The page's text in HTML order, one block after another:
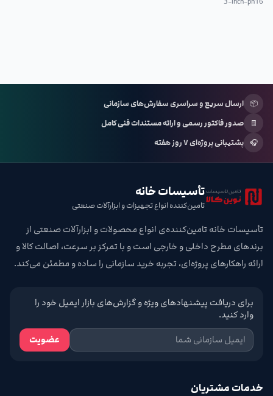
📦 ارسال سریع و سراسری سفارش‌های سازمانی
🧾
صدور فاکتور رسمی و ارائه مستندات فنی کامل
🎧 پشتیبانی پروژه‌ای ۷ روز هفته
تأسیسات خانه
تامین‌کننده انواع تجهیزات و ابزارآلات صنعتی
تأسیسات خانه تامین‌کننده‌ی انواع محصولات و ابزارآلات صنعتی از
برندهای مطرح داخلی و خارجی است و با تمرکز بر سرعت، اصالت کالا و
ارائه راهکارهای پروژه‌ای، تجربه خرید سازمانی را ساده و مطمئن می‌کند.
برای دریافت پیشنهادهای ویژه و گزارش‌های بازار ایمیل خود را
وارد کنید.
عضویت
خدمات مشتریان